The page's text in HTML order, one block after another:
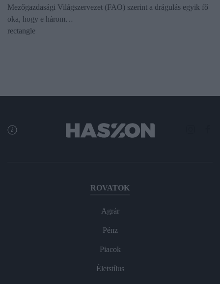
Mezőgazdasági Világszervezet (FAO) szerint a drágulás egyik fő
oka, hogy e három…
rectangle
ROVATOK
Agrár
Pénz
Piacok
Életstílus